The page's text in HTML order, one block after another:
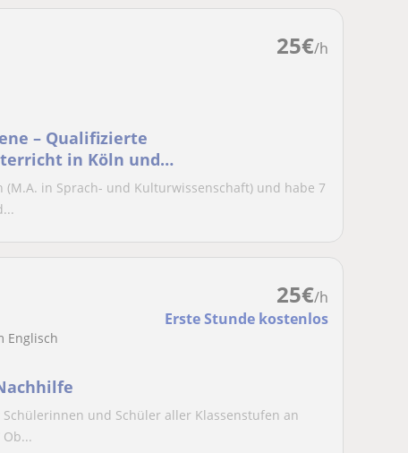
25€/h
– Qualifizierte
in Köln und
in Sprach- und Kulturwissenschaft) und habe 7
25€/h
Erste Stunde kostenlos
Englisch
und Schüler aller Klassenstufen an